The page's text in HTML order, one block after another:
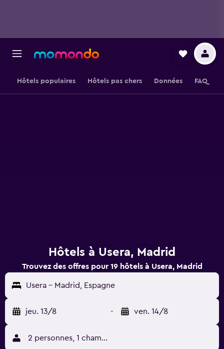
Hôtels populaires Hôtels pas chers Données FAQ
Hôtels à Usera, Madrid
Trouvez des offres pour 19 hôtels à Usera, Madrid
Usera - Madrid, Espagne
jeu. 13/8 - ven. 14/8
2 personnes, 1 chambre